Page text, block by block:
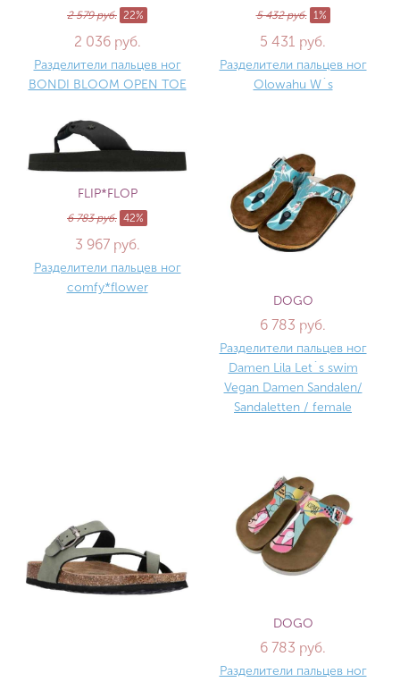
2 579 руб. 22%
2 036 руб.
Разделители пальцев ног
BONDI BLOOM OPEN TOE
5 432 руб. 1%
5 431 руб.
Разделители пальцев ног
Olowahu W´s
FLIP*FLOP
6 783 руб. 42%
3 967 руб.
Разделители пальцев ног
comfy*flower
DOGO
6 783 руб.
Разделители пальцев ног
Damen Lila Let`s swim
Vegan Damen Sandalen/
Sandaletten / female
DOGO
6 783 руб.
Разделители пальцев ног